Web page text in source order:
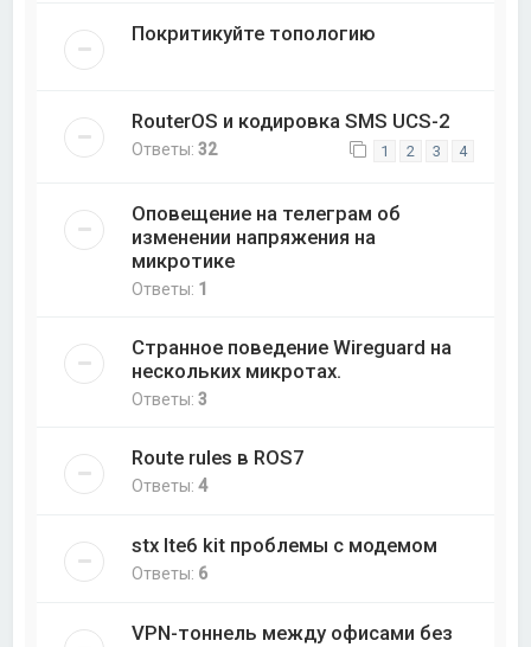
Покритикуйте топологию
RouterOS и кодировка SMS UCS-2
Ответы:32 1 2 3 4
Оповещение на телеграм об
изменении напряжения на
микротике
Ответы: 1
Странное поведение Wireguard на
нескольких микротах.
Ответы:3
Route rules в ROS7
Ответы:4
stx lte6 kit проблемы с модемом
Ответы: 6
VPN-тоннель между офисами без